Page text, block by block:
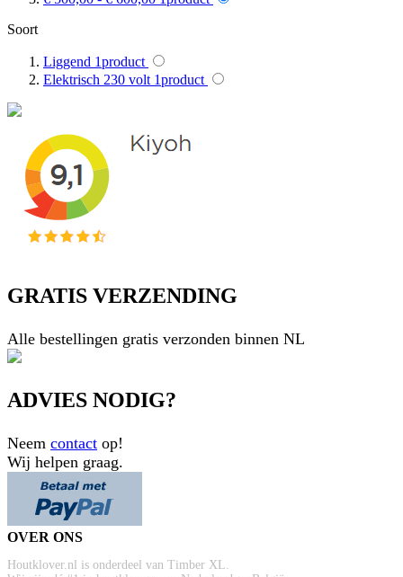
Soort
Liggend 1product
Elektrisch 230 volt 1product
GRATIS VERZENDING
Alle bestellingen gratis verzonden binnen NL
ADVIES NODIG?
Neem contact op!
Wij helpen graag.
OVER ONS
Houtklover.nl is onderdeel van Timber XL.